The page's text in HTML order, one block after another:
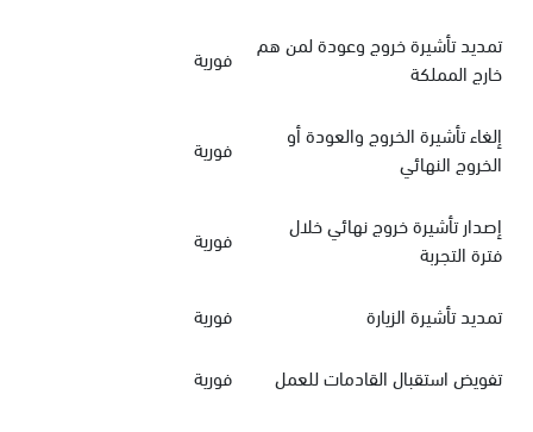
تمديد تأشيرة خروج وعودة لمن هم
خارج المملكة
فورية
إلغاء تأشيرة الخروج والعودة أو
الخروج النهائي
فورية
إصدار تأشيرة خروج نهائي خلال
فترة التجربة
فورية
تمديد تأشيرة الزيارة
فورية
تفويض استقبال القادمات للعمل
فورية